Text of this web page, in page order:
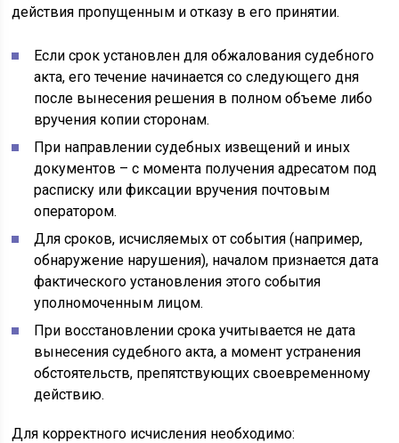
действия пропущенным и отказу в его принятии.
Если срок установлен для обжалования судебного
акта, его течение начинается со следующего дня
после вынесения решения в полном объеме либо
вручения копии сторонам.
При направлении судебных извещений и иных
документов – с момента получения адресатом под
расписку или фиксации вручения почтовым
оператором.
Для сроков, исчисляемых от события (например,
обнаружение нарушения), началом признается дата
фактического установления этого события
уполномоченным лицом.
При восстановлении срока учитывается не дата
вынесения судебного акта, а момент устранения
обстоятельств, препятствующих своевременному
действию.
Для корректного исчисления необходимо: